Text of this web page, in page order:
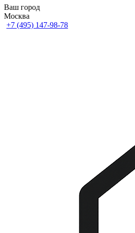
Ваш город
Москва
+7 (495) 147-98-78